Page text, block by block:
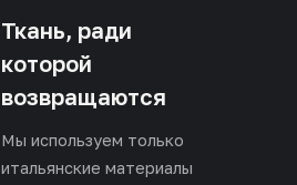
Ткань, ради
которой
возвращаются
Мы используем только
итальянские материалы